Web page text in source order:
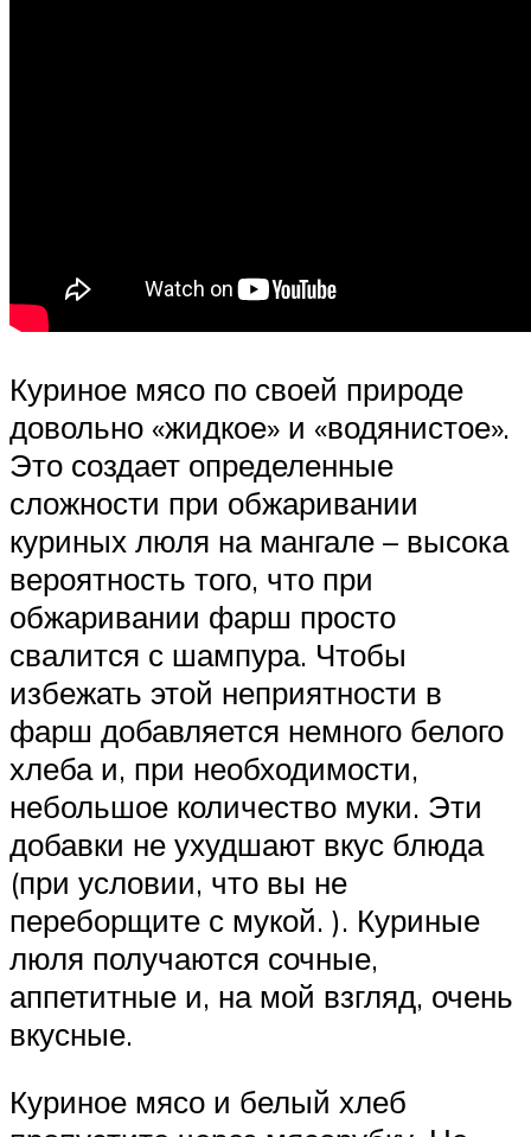
Куриное мясо по своей природе
довольно «жидкое» и «водянистое».
Это создает определенные
сложности при обжаривании
куриных люля на мангале – высока
вероятность того, что при
обжаривании фарш просто
свалится с шампура. Чтобы
избежать этой неприятности в
фарш добавляется немного белого
хлеба и, при необходимости,
небольшое количество муки. Эти
добавки не ухудшают вкус блюда
(при условии, что вы не
переборщите с мукой. ). Куриные
люля получаются сочные,
аппетитные и, на мой взгляд, очень
вкусные.
Куриное мясо и белый хлеб